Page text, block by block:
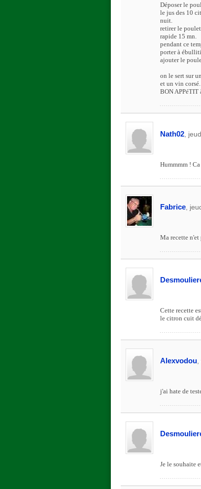
Déposer le
le jus des 10
nuit.
retirer le
rapide 15 mn.
pendant ce
porter à
ajouter le
on le sert sur
et un vin corsé.
BON APPéTIT
Nath02,
Hummmm !
Fabrice,
Ma recette
Cette recette
le citron cuit
Alexvodou,
j'ai hate de
Je le souhaite